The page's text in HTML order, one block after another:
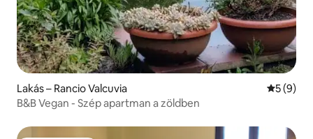
Lakás – Rancio Valcuvia Átlagos
5 (9)
B&B Vegan - Szép apartman a zöldben